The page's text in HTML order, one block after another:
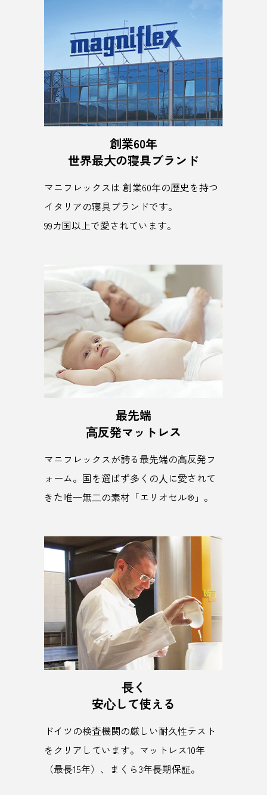
創業60年
世界最⼤の寝具ブランド
マニフレックスは 創業60年の歴史を持つ
イタリアの寝具ブランドです。
99カ国以上で愛されています。
最先端
⾼反発マットレス
マニフレックスが誇る最先端の⾼反発フ
ォーム。国を選ばず多くの⼈に愛されて
きた唯⼀無⼆の素材「エリオセル®」。
⻑く
安⼼して使える
ドイツの検査機関の厳しい耐久性テスト
をクリアしています。マットレス10年
（最⻑15年）、まくら3年⻑期保証。